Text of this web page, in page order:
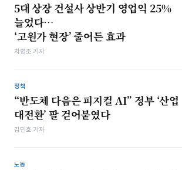
5대 상장 건설사 상반기 영업익 25%
늘었다…
‘고원가 현장’ 줄어든 효과
차형조 기자
정책
“반도체 다음은 피지컬 AI” 정부 ‘산업
대전환’ 팔 걷어붙였다
김민호 기자
노동